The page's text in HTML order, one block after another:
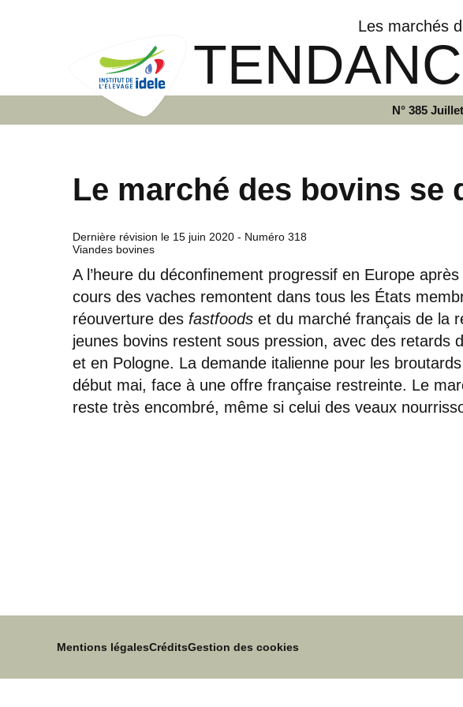
Les marchés
N° 385
Le marché des bovins se
Dernière révision le 15 juin 2020 - Numéro 318
Viandes bovines
A l’heure du déconfinement progressif en Europe
cours des vaches remontent dans tous les États
réouverture des fastfoods et du marché français de la
jeunes bovins restent sous pression, avec des retards
et en Pologne. La demande italienne pour les
début mai, face à une offre française restreinte. Le
reste très encombré, même si celui des veaux
Mentions légalesCréditsGestion des cookies